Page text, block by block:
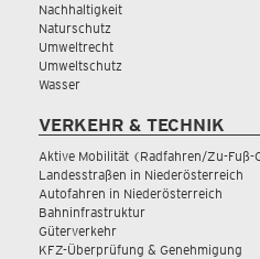
Nachhaltigkeit
Naturschutz
Umweltrecht
Umweltschutz
Wasser
VERKEHR & TECHNIK
Aktive Mobilität (Radfahren/Zu-Fuß-
Landesstraßen in Niederösterreich
Autofahren in Niederösterreich
Bahninfrastruktur
Güterverkehr
KFZ-Überprüfung & Genehmigung